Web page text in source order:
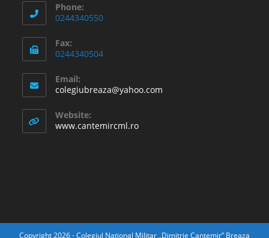
Phone:
0244340550
Fax:
0244340504
Email:
colegiubreaza@yahoo.com
Website:
www.cantemircml.ro
Copyright 2026 - Colegiul National Militar „Dimitrie Cantemir” Breaza